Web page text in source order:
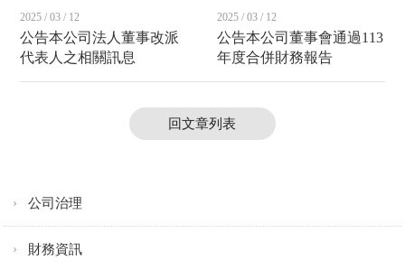
2025 / 03 / 12
公告本公司法人董事改派
代表人之相關訊息
2025 / 03 / 12
公告本公司董事會通過113
年度合併財務報告
回文章列表
公司治理
財務資訊